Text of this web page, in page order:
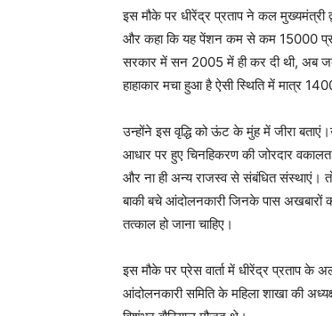
इस मौके पर धीरेंद्र प्रताप ने कल मुख्यमंत्री
और कहा कि यह पेंशन कम से कम 15000 प्रति
सरकार में सन 2005 में ही कर दी थी, अब
हाहाकार मचा हुआ है ऐसी स्थिति में मात्र
उन्होंने इस वृद्धि को ऊंट के मुंह में जीरा
आधार पर हुए चिनहिकरण की जोरदार
और ना ही अन्य राजस्व से संबंधित संस्थाएं। तो
बाकी बचे आंदोलनकारी जिनके पास
तत्काल हो जाना चाहिए।
इस मौके पर प्रेस वार्ता में धीरेंद्र प्रताप के
आंदोलनकारी समिति के महिला शाखा की